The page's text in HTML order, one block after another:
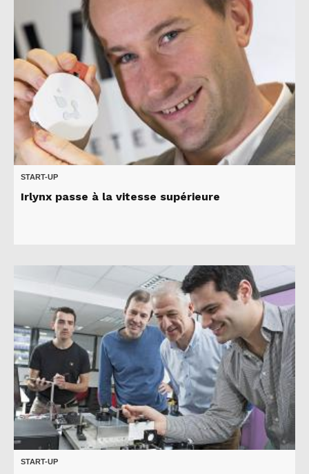
START-UP
Irlynx passe à la vitesse supérieure
START-UP